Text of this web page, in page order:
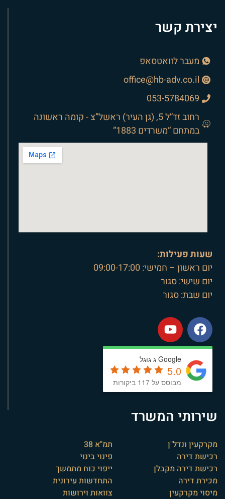
יצירת קשר
מעבר לוואטסאפ
office@hb-adv.co.il
053-5784069
רחוב זד”ל 5, (גן העיר) ראשל”צ - קומה ראשונה
במתחם “משרדים 1883”
שעות פעילות:
יום ראשון – חמישי: 09:00-17:00
יום שישי: סגור
יום שבת: סגור
Google ג גוגל
5.0
מבוסס על 117 ביקורות
שירותי המשרד
מקרקעין ונדל"ן
רכישת דירה
רכישת דירה מקבלן
מכירת דירה
מיסוי מקרקעין
תמ"א 38
פינוי בינוי
ייפוי כוח מתמשך
התחדשות עירונית
צוואות וירושות